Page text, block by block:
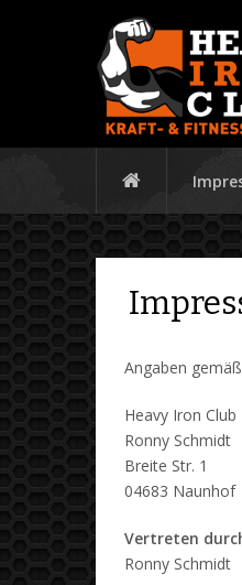
Angaben
Heavy Iron Club
Ronny Schmidt
Breite Str. 1
04683 Naunhof
Vertreten
Ronny Schmidt